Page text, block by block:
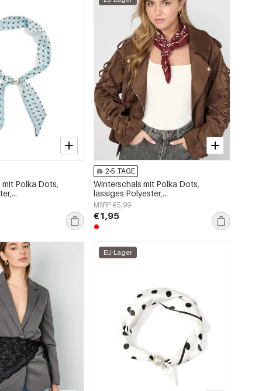
Polka Dots,
2-5 TAGE
Winterschals mit Polka Dots,
lässiges Polyester,
Alltagsaccessoires
MSRP €5,99
€1,95
EU-Lager